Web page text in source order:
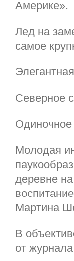
Америке».
Лед на
самое
Северное
Молодая
деревне
Мартина
В
от